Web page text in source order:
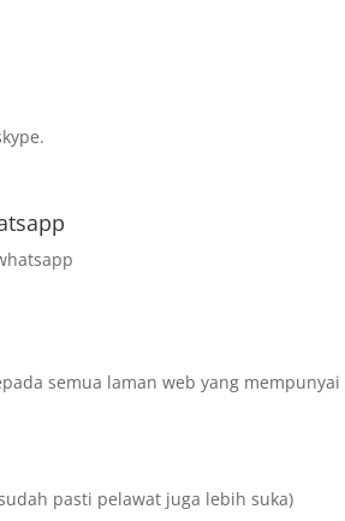
semua laman web yang mempunyai
pasti pelawat juga lebih suka)